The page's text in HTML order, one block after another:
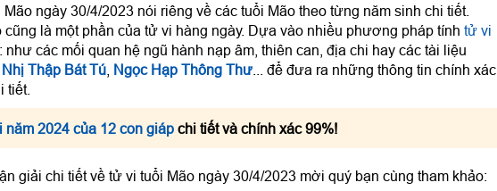
ngày 30/4/2023 nói riêng về các tuổi Mão theo từng năm sinh chi tiết.
là một phần của tử vi hàng ngày. Dựa vào nhiều phương pháp tính tử vi
như các mối quan hệ ngũ hành nạp âm, thiên can, địa chi hay các tài liệu
Nhị Thập Bát Tú, Ngọc Hạp Thông Thư... để đưa ra những thông tin chính xác
tiết.
năm 2024 của 12 con giápchi tiết và chính xác 99%!
giải chi tiết về tử vi tuổi Mão ngày 30/4/2023 mời quý bạn cùng tham khảo: